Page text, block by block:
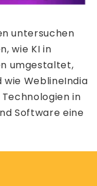
untersuchen
wie KI in
umgestaltet,
WeblineIndia
in
Software eine